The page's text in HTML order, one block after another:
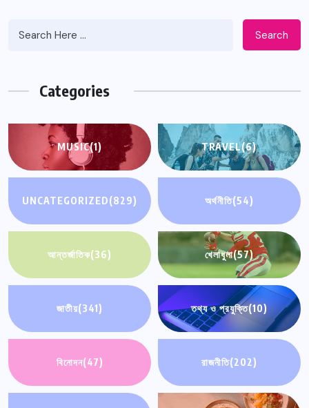
Search
Categories
MUSIC(1) TRAVEL(6)
UNCATEGORIZED(829) অর্থনীতি(54)
আন্তর্জাতিক(36) খেলাধুলা(57)
জাতীয়(341) তথ্য ও প্রযুক্তি(10)
বিনোদন(47) রাজনীতি(202)